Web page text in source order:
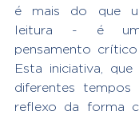
é mais do que
leitura - é
pensamento
Esta iniciativa,
diferentes
reflexo da forma